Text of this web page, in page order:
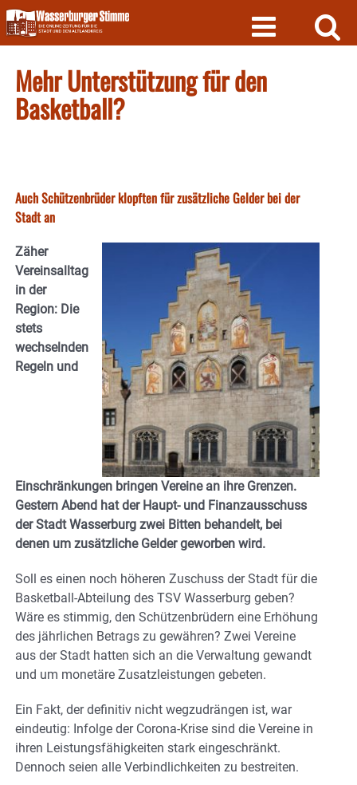
Skip
to
content
Mehr Unterstützung für den
Basketball?
Auch Schützenbrüder klopften für zusätzliche Gelder bei der
Stadt an
Zäher
Vereinsalltag
in der
Region: Die
stets
wechselnden
Regeln und
Einschränkungen bringen Vereine an ihre Grenzen.
Gestern Abend hat der Haupt- und Finanzausschuss
der Stadt Wasserburg zwei Bitten behandelt, bei
denen um zusätzliche Gelder geworben wird.
Soll es einen noch höheren Zuschuss der Stadt für die
Basketball-Abteilung des TSV Wasserburg geben?
Wäre es stimmig, den Schützenbrüdern eine Erhöhung
des jährlichen Betrags zu gewähren? Zwei Vereine
aus der Stadt hatten sich an die Verwaltung gewandt
und um monetäre Zusatzleistungen gebeten.
Ein Fakt, der definitiv nicht wegzudrängen ist, war
eindeutig: Infolge der Corona-Krise sind die Vereine in
ihren Leistungsfähigkeiten stark eingeschränkt.
Dennoch seien alle Verbindlichkeiten zu bestreiten.